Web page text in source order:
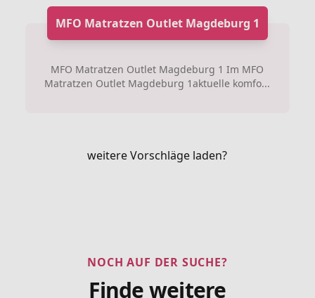
MFO Matratzen Outlet Magdeburg 1
MFO Matratzen Outlet Magdeburg 1 Im MFO
Matratzen Outlet Magdeburg 1aktuelle komfo...
weitere Vorschläge laden?
NOCH AUF DER SUCHE?
Finde weitere